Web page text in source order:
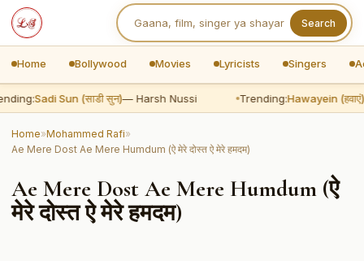
Search
Home Bollywood Movies Lyricists Singers
Sadi Sun (साडी सुन)— Harsh Nussi Trending:Hawayein (हवाएं)
Home»Mohammed Rafi»
Ae Mere Dost Ae Mere Humdum (ऐ मेरे दोस्त ऐ मेरे हमदम)
Ae Mere Dost Ae Mere Humdum (ऐ
मेरे दोस्त ऐ मेरे हमदम)